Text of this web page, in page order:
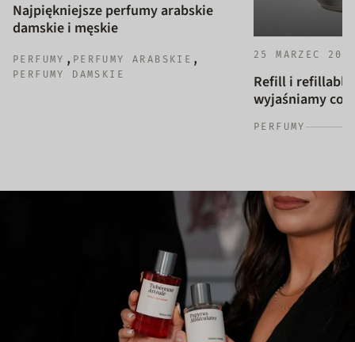
Najpiękniejsze perfumy arabskie
damskie i męskie
PERFUMY , PERFUMY ARABSKIE ,
PERFUMY DAMSKIE
25 MARZEC
Refill i refillable
wyjaśniamy co
PERFUMY